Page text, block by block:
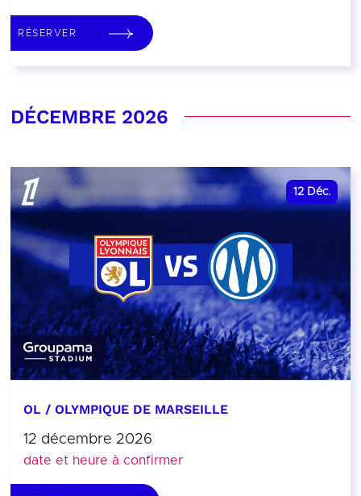
RÉSERVER
DÉCEMBRE 2026
12 Déc.
OL / OLYMPIQUE DE MARSEILLE
12 décembre 2026
date et heure à confirmer